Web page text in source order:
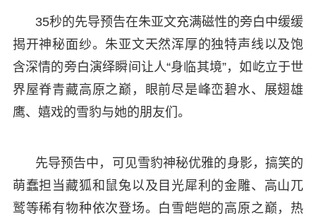
35秒的先导预告在朱亚文充满磁性的旁白中缓缓
揭开神秘面纱。朱亚文天然浑厚的独特声线以及饱
含深情的旁白演绎瞬间让人“身临其境”，如屹立于世
界屋脊青藏高原之巅，眼前尽是峰峦碧水、展翅雄
鹰、嬉戏的雪豹与她的朋友们。
先导预告中，可见雪豹神秘优雅的身影，搞笑的
萌蠢担当藏狐和鼠兔以及目光犀利的金雕、高山兀
鹫等稀有物种依次登场。白雪皑皑的高原之巅，热